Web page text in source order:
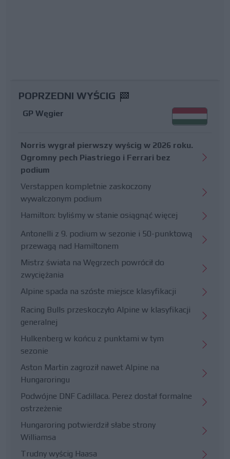
POPRZEDNI WYŚCIG
GP Węgier
Norris wygrał pierwszy wyścig w 2026 roku.
Ogromny pech Piastriego i Ferrari bez
podium
Verstappen kompletnie zaskoczony
wywalczonym podium
Hamilton: byliśmy w stanie osiągnąć więcej
Antonelli z 9. podium w sezonie i 50-punktową
przewagą nad Hamiltonem
Mistrz świata na Węgrzech powrócił do
zwyciężania
Alpine spada na szóste miejsce klasyfikacji
Racing Bulls przeskoczyło Alpine w klasyfikacji
generalnej
Hulkenberg w końcu z punktami w tym
sezonie
Aston Martin zagroził nawet Alpine na
Hungaroringu
Podwójne DNF Cadillaca. Perez dostał formalne
ostrzeżenie
Hungaroring potwierdził słabe strony
Williamsa
Trudny wyścig Haasa